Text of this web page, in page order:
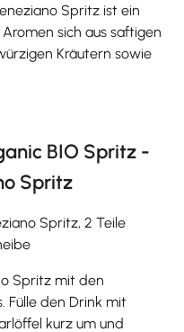
Spritz ist ein
sich aus saftigen
Kräutern sowie
BIO Spritz -
Spritz
Spritz, 2 Teile
Spritz mit den
Fülle den Drink mit
kurz um und